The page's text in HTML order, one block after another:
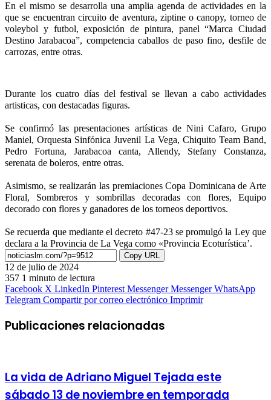
En el mismo se desarrolla una amplia agenda de actividades en la
que se encuentran circuito de aventura, ziptine o canopy, torneo de
voleybol y futbol, exposición de pintura, panel “Marca Ciudad
Destino Jarabacoa”, competencia caballos de paso fino, desfile de
carrozas, entre otras.
Durante los cuatro días del festival se llevan a cabo actividades
artisticas, con destacadas figuras.
Se confirmó las presentaciones artísticas de Nini Cafaro, Grupo
Maniel, Orquesta Sinfónica Juvenil La Vega, Chiquito Team Band,
Pedro Fortuna, Jarabacoa canta, Allendy, Stefany Constanza,
serenata de boleros, entre otras.
Asimismo, se realizarán las premiaciones Copa Dominicana de Arte
Floral, Sombreros y sombrillas decoradas con flores, Equipo
decorado con flores y ganadores de los torneos deportivos.
Se recuerda que mediante el decreto #47-23 se promulgó la Ley que
declara a la Provincia de La Vega como «Provincia Ecoturística’.
Copy URL
12 de julio de 2024
357 1 minuto de lectura
Facebook X LinkedIn Pinterest Messenger Messenger WhatsApp
Telegram Compartir por correo electrónico Imprimir
Publicaciones relacionadas
La vida de Adriano Miguel Tejada este
sábado 13 de noviembre en temporada